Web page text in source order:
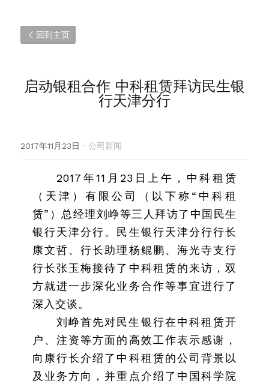
回到主页
启动银租合作 中科租赁拜访民生银
行天津分行
2017年11月23日 · 公司新闻
2017年11月23日上午，中科租赁
（天津）有限公司（以下称“中科租
赁”）总经理刘峥等三人拜访了中国民生
银行天津分行。民生银行天津分行行长
康文哲、行长助理杨鲲鹏、海光寺支行
行长张玉梅接待了中科租赁的来访，双
方就进一步深化业务合作等事宜进行了
深入交谈。
刘峥首先对民生银行在中科租赁开
户、注资等方面的高效工作表示感谢，
向康行长介绍了中科租赁的公司背景以
及业务方向，并重点介绍了中国科学院